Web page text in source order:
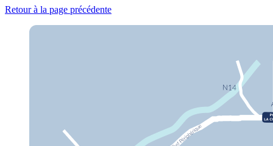
Retour à la page précédente